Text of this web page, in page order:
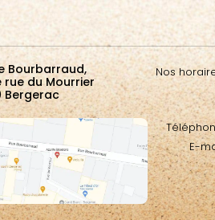
Bourbarraud,
rue du Mourrier
Bergerac
Nos
E-